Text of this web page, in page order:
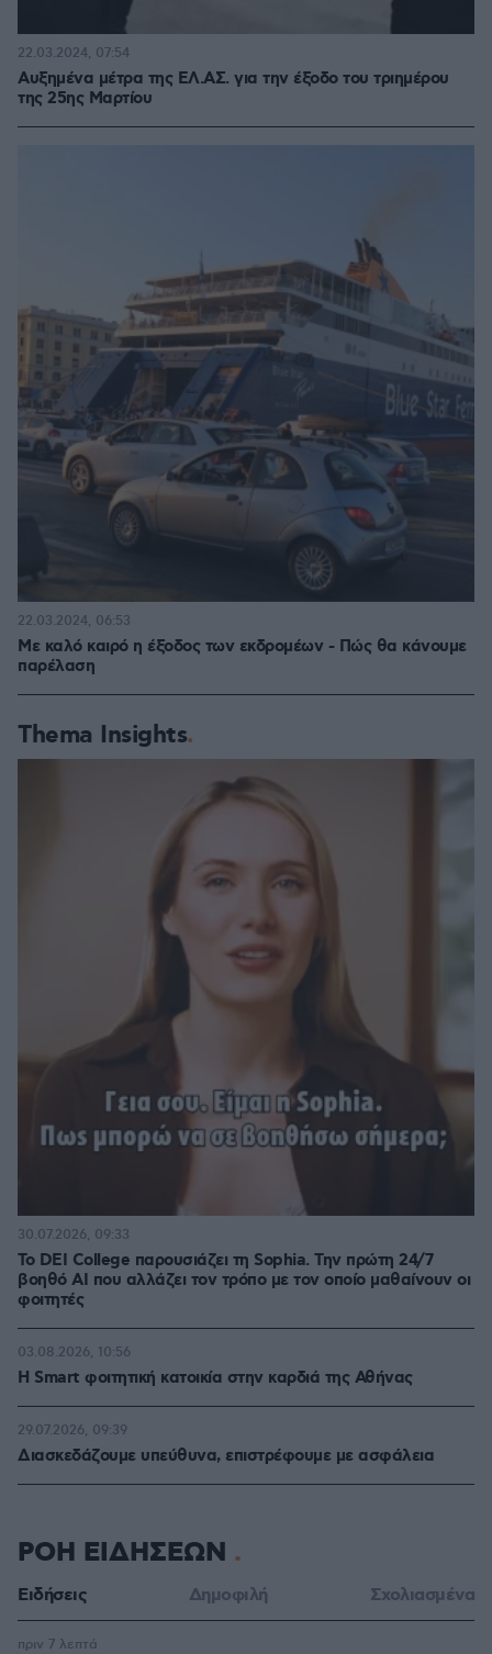
Αυξημένα μέτρα της ΕΛ.ΑΣ. για την έξοδο του τριημέρου
της 25ης Μαρτίου
22.03.2024, 07:54
Με καλό καιρό η έξοδος των εκδρομέων - Πώς θα κάνουμε
παρέλαση
22.03.2024, 06:53
Thema Insights
Το DEI College παρουσιάζει τη Sophia. Την πρώτη 24/7
βοηθό AI που αλλάζει τον τρόπο με τον οποίο μαθαίνουν οι
φοιτητές
30.07.2026, 09:33
Η Smart φοιτητική κατοικία στην καρδιά της Αθήνας
03.08.2026, 10:56
Διασκεδάζουμε υπεύθυνα, επιστρέφουμε με ασφάλεια
29.07.2026, 09:39
ΡΟΗ ΕΙΔΗΣΕΩΝ
Ειδήσεις Δημοφιλή Σχολιασμένα
πριν 7 λεπτά